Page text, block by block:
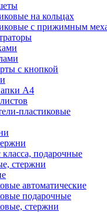
на кольцах
с прижимным
с кнопкой
А4
пластиковые
класса, подарочные
стержни
автоматические
подарочные
стержни